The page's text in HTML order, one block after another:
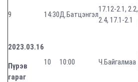
9 14:30Д.Батцэнгэл
17.12-2.1, 2.2,
2.4, 17.1-2.1
2023.03.16
Пүрэв
гараг
10 10:00 Ч.Байгалмаа